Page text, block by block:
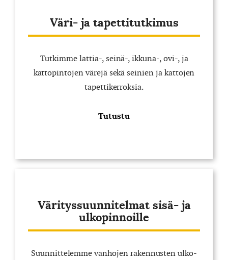
Väri- ja tapettitutkimus
Tutkimme lattia-, seinä-, ikkuna-, ovi-, ja
kattopintojen värejä sekä seinien ja kattojen
tapettikerroksia.
Tutustu
Värityssuunnitelmat sisä- ja
ulkopinnoille
Suunnittelemme vanhojen rakennusten ulko-